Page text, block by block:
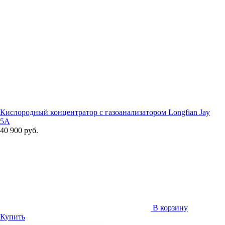
Кислородный концентратор с газоанализатором Longfian Jay
5A
40 900 руб.
В корзину
Купить